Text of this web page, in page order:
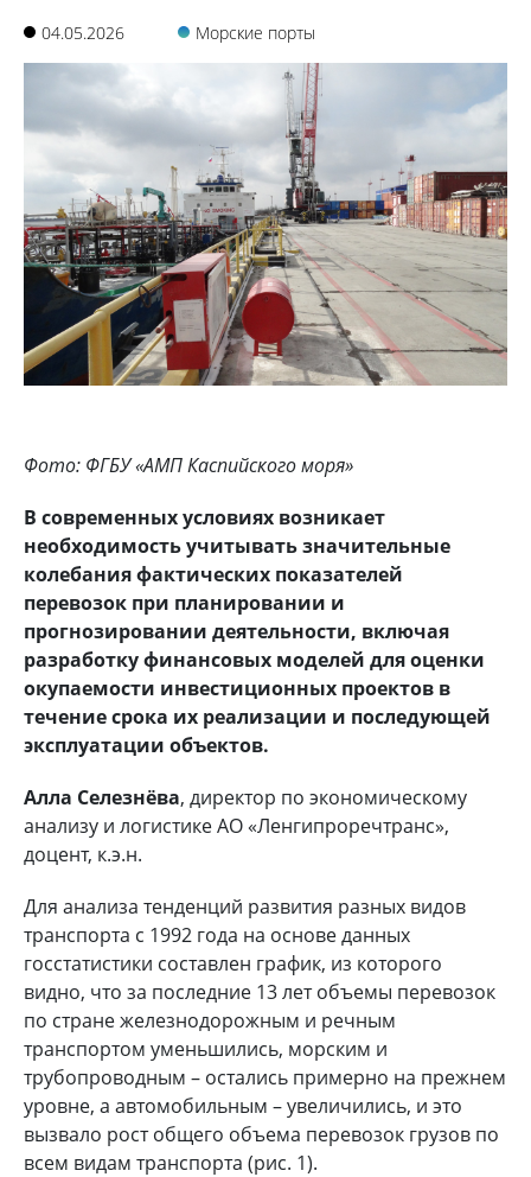
04.05.2026 Морские порты
Фото: ФГБУ «АМП Каспийского моря»
В современных условиях возникает
необходимость учитывать значительные
колебания фактических показателей
перевозок при планировании и
прогнозировании деятельности, включая
разработку финансовых моделей для оценки
окупаемости инвестиционных проектов в
течение срока их реализации и последующей
эксплуатации объектов.
Алла Селезнёва, директор по экономическому
анализу и логистике АО «Ленгипроречтранс»,
доцент, к.э.н.
Для анализа тенденций развития разных видов
транспорта с 1992 года на основе данных
госстатистики составлен график, из которого
видно, что за последние 13 лет объемы перевозок
по стране железнодорожным и речным
транспортом уменьшились, морским и
трубопроводным – остались примерно на прежнем
уровне, а автомобильным – увеличились, и это
вызвало рост общего объема перевозок грузов по
всем видам транспорта (рис. 1).